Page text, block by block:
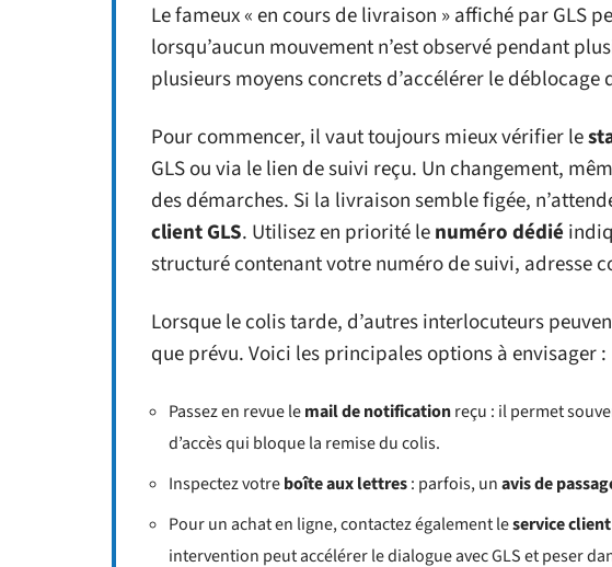
Le fameux « en cours de livraison » affiché par GLS
lorsqu’aucun mouvement n’est observé pendant
plusieurs moyens concrets d’accélérer le déblocage
Pour commencer, il vaut toujours mieux vérifier le
GLS ou via le lien de suivi reçu. Un changement,
des démarches. Si la livraison semble figée,
client GLS. Utilisez en priorité lenuméro dédié
structuré contenant votre numéro de suivi, adresse
Lorsque le colis tarde, d’autres interlocuteurs
que prévu. Voici les principales options à envisager :
Passez en revue lemail de notificationreçu : il permet
d’accès qui bloque la remise du colis.
Inspectez votreboîte aux lettres: parfois, unavis de
Pour un achat en ligne, contactez également leservice
intervention peut accélérer le dialogue avec GLS et peser